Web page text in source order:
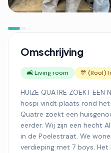
Omschrijving
🛋️ Living room 🎊
HUIZE QUATRE ZOEKT EEN
hospi vindt plaats rond het
Quatre zoekt een
eerder. Wij zijn een hecht
in de Poelestraat. We
verdieping met 7 boys.